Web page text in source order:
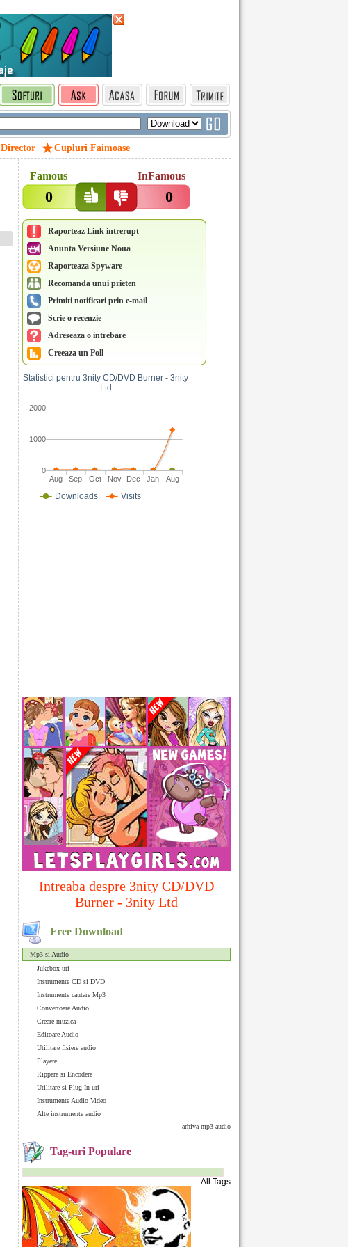
|
Director Cupluri Faimoase
Famous InFamous
0 0
Raporteaz Link intrerupt
Anunta Versiune Noua
Raporteaza Spyware
Recomanda unui prieten
Primiti notificari prin e-mail
Scrie o recenzie
Adreseaza o intrebare
Creeaza un Poll
Aug Sep Oct Nov Dec Jan Aug
0
1000
2000
Statistici pentru 3nity CD/DVD Burner - 3nity
Ltd
Downloads Visits
Intreaba despre 3nity CD/DVD
Burner - 3nity Ltd
Free Download
Mp3 si Audio
Jukebox-uri
Instrumente CD si DVD
Instrumente cautare Mp3
Convertoare Audio
Creare muzica
Editoare Audio
Utilitare fisiere audio
Playere
Rippere si Encodere
Utilitare si Plug-In-uri
Instrumente Audio Video
Alte instrumente audio
- arhiva mp3 audio
Tag-uri Populare
All Tags